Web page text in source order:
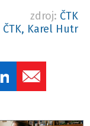
zdroj: ČTK
ČTK, Karel Hutr